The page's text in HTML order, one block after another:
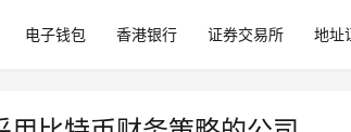
电子钱包 香港银行 证券交易所 地址